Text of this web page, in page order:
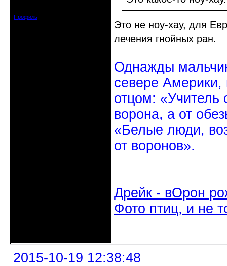
Профиль
Это не ноу-хау, для
лечения гнойных ран.
Однажды
севере
отцом: «Учитель
ворона, а от
«Белые люди,
от воронов».
Дрейк - вОрон
Фото птиц, и не
2015-10-19 12:38:48